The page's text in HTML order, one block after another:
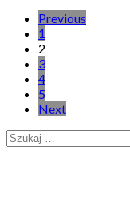
Stronicowanie
wpisów
Previous
1
2
3
4
5
Next
Szukaj: